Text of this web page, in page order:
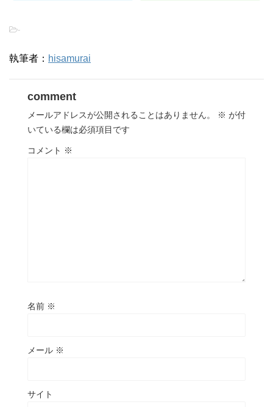
-
執筆者： hisamurai
comment
メールアドレスが公開されることはありません。 ※ が付
いている欄は必須項目です
コメント ※
名前 ※
メール ※
サイト